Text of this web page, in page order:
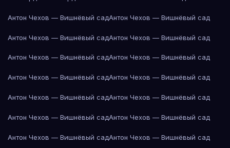
Антон Чехов — Вишнёвый садАнтон Чехов — Вишнёвый сад
Антон Чехов — Вишнёвый садАнтон Чехов — Вишнёвый сад
Антон Чехов — Вишнёвый садАнтон Чехов — Вишнёвый сад
Антон Чехов — Вишнёвый садАнтон Чехов — Вишнёвый сад
Антон Чехов — Вишнёвый садАнтон Чехов — Вишнёвый сад
Антон Чехов — Вишнёвый садАнтон Чехов — Вишнёвый сад
Антон Чехов — Вишнёвый садАнтон Чехов — Вишнёвый сад